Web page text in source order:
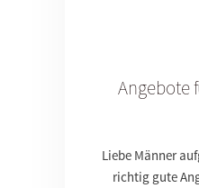
Angebote
Liebe Männer
richtig gute